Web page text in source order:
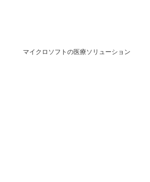
マイクロソフトの医療ソリューション